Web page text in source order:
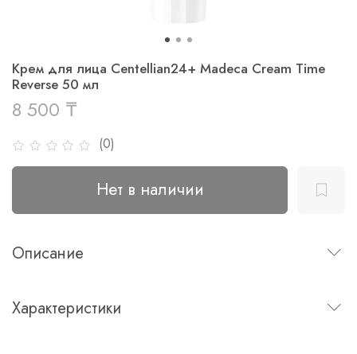
(0)
Крем для лица Centellian24+ Madeca Cream Time
Reverse 50 мл
8 500 ₸
Нет в наличии
Описание
Характеристики